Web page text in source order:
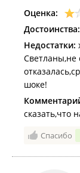
Оценка:
Достоинства:
Недостатки:
Светланы,не
шоке!
сказать,что
Спасибо